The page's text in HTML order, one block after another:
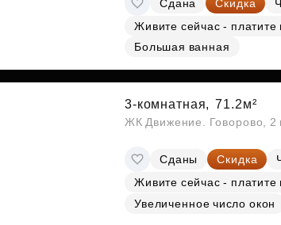
Субсидии
Сдана Скидка
Живите сейчас - платите
Большая ванная
3-комнатная, 71.2м²
ЖК Движение. Говорово, 2
Сданы Скидка
Живите сейчас - платите
Увеличенное число окон